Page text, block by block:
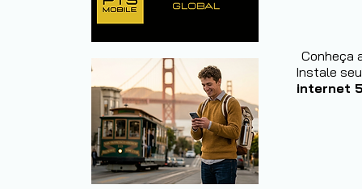
Conheça
Instale
internet